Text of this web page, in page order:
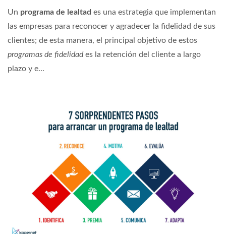
Un programa de lealtad es una estrategia que implementan
las empresas para reconocer y agradecer la fidelidad de sus
clientes; de esta manera, el principal objetivo de estos
programas de fidelidades la retención del cliente a largo
plazo y e...